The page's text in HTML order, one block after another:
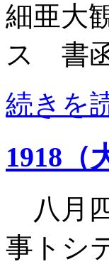
細亜大
ス 書
続きを
1918（
八月
事トシ